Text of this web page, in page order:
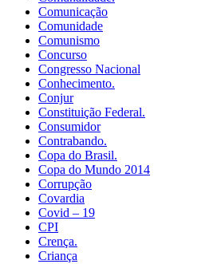
Comunicação
Comunidade
Comunismo
Concurso
Congresso Nacional
Conhecimento.
Conjur
Constituição Federal.
Consumidor
Contrabando.
Copa do Brasil.
Copa do Mundo 2014
Corrupção
Covardia
Covid – 19
CPI
Crença.
Criança